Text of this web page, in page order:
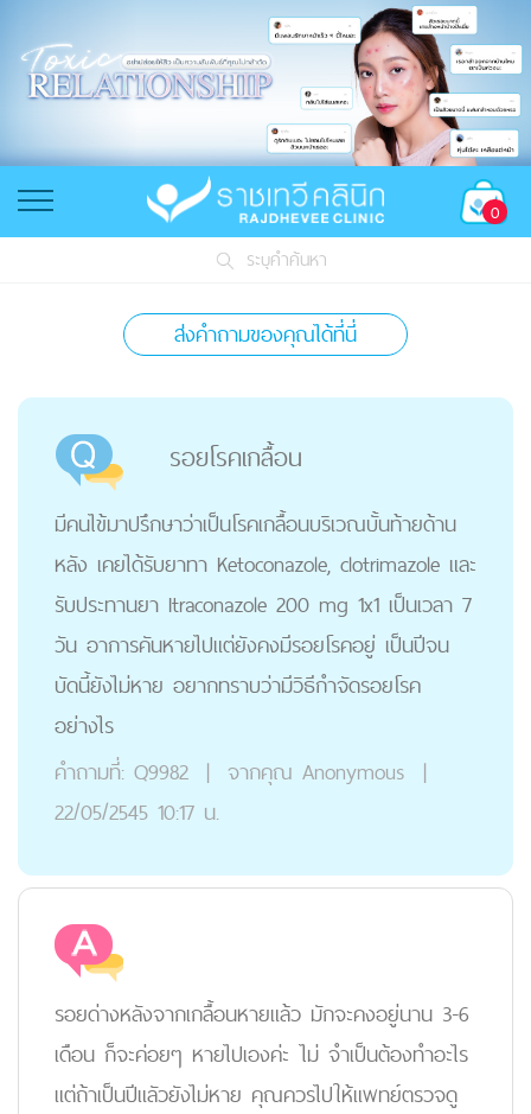
0
ระบุคำค้นหา
ส่งคำถามของคุณได้ที่นี่
รอยโรคเกลื้อน
มีคนไข้มาปรึกษาว่าเป็นโรคเกลื้อนบริเวณบั้นท้ายด้าน
หลัง เคยได้รับยาทา Ketoconazole, clotrimazole และ
รับประทานยา Itraconazole 200 mg 1x1 เป็นเวลา 7
วัน อาการคันหายไปแต่ยังคงมีรอยโรคอยู่ เป็นปีจน
บัดนี้ยังไม่หาย อยากทราบว่ามีวิธีกำจัดรอยโรค
อย่างไร
คำถามที่: Q9982 | จากคุณ Anonymous |
22/05/2545 10:17 น.
รอยด่างหลังจากเกลื้อนหายแล้ว มักจะคงอยู่นาน 3-6
เดือน ก็จะค่อยๆ หายไปเองค่ะ ไม่ จำเป็นต้องทำอะไร
แต่ถ้าเป็นปีแลัวยังไม่หาย คุณควรไปให้แพทย์ตรวจดู